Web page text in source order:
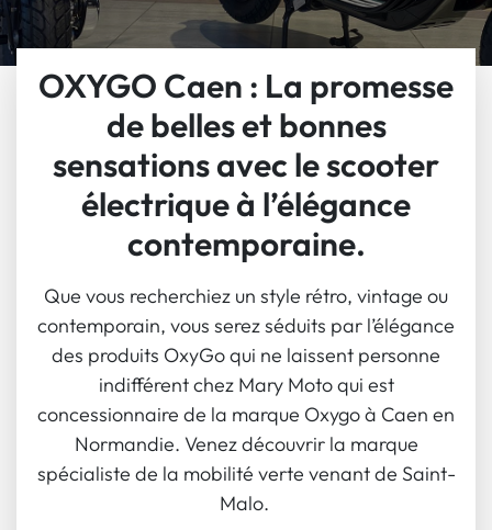
OXYGO Caen : La promesse
de belles et bonnes
sensations avec le scooter
électrique à l’élégance
contemporaine.
Que vous recherchiez un style rétro, vintage ou
contemporain, vous serez séduits par l’élégance
des produits OxyGo qui ne laissent personne
indifférent chez Mary Moto qui est
concessionnaire de la marque Oxygo à Caen en
Normandie. Venez découvrir la marque
spécialiste de la mobilité verte venant de Saint-
Malo.